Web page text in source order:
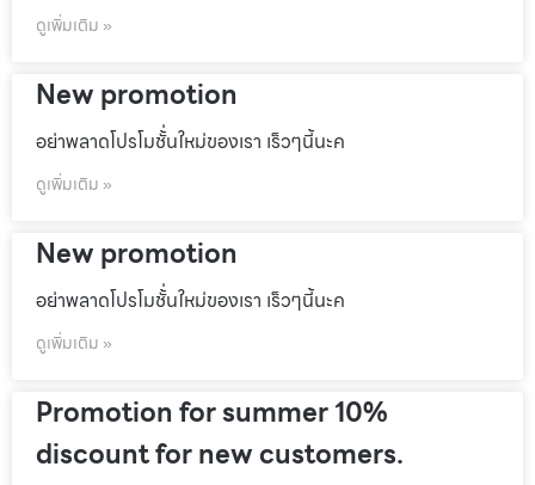
ดูเพิ่มเติม »
New promotion
อย่าพลาดโปรโมชั้่นใหม่ของเรา เร็วๆนี้นะค
ดูเพิ่มเติม »
New promotion
อย่าพลาดโปรโมชั้่นใหม่ของเรา เร็วๆนี้นะค
ดูเพิ่มเติม »
Promotion for summer 10%
discount for new customers.